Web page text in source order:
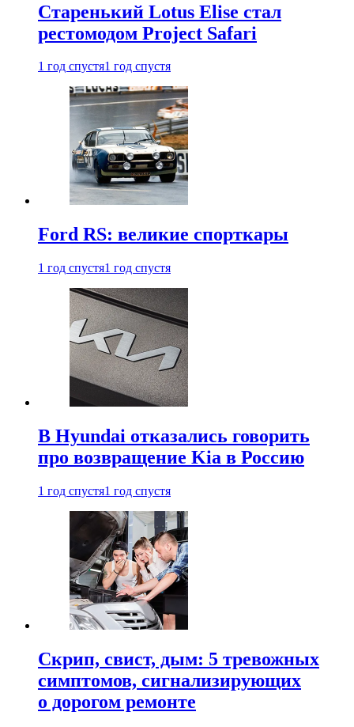
Старенький Lotus Elise стал
рестомодом Project Safari
1 год спустя1 год спустя
Ford RS: великие спорткары
1 год спустя1 год спустя
В Hyundai отказались говорить
про возвращение Kia в Россию
1 год спустя1 год спустя
Скрип, свист, дым: 5 тревожных
симптомов, сигнализирующих
о дорогом ремонте